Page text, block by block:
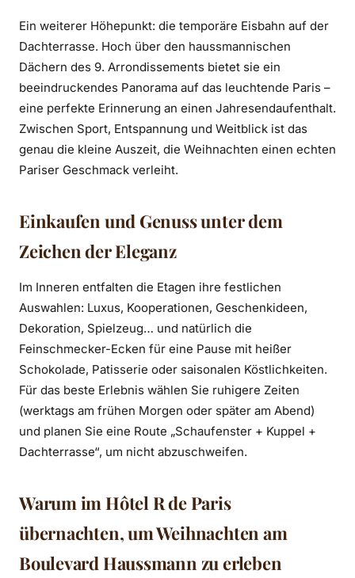
Ein weiterer Höhepunkt: die temporäre Eisbahn auf der
Dachterrasse. Hoch über den haussmannischen
Dächern des 9. Arrondissements bietet sie ein
beeindruckendes Panorama auf das leuchtende Paris –
eine perfekte Erinnerung an einen Jahresendaufenthalt.
Zwischen Sport, Entspannung und Weitblick ist das
genau die kleine Auszeit, die Weihnachten einen echten
Pariser Geschmack verleiht.
Einkaufen und Genuss unter dem
Zeichen der Eleganz
Im Inneren entfalten die Etagen ihre festlichen
Auswahlen: Luxus, Kooperationen, Geschenkideen,
Dekoration, Spielzeug… und natürlich die
Feinschmecker-Ecken für eine Pause mit heißer
Schokolade, Patisserie oder saisonalen Köstlichkeiten.
Für das beste Erlebnis wählen Sie ruhigere Zeiten
(werktags am frühen Morgen oder später am Abend)
und planen Sie eine Route „Schaufenster + Kuppel +
Dachterrasse“, um nicht abzuschweifen.
Warum im Hôtel R de Paris
übernachten, um Weihnachten am
Boulevard Haussmann zu erleben